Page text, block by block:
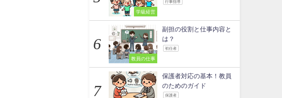
学級経営
行事指導
教員の仕事
副担の役割と仕事内容と
は？
初任者
保護者対応の基本！教員
のためのガイド
保護者